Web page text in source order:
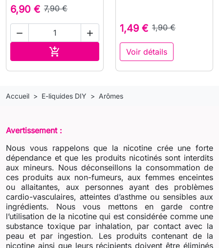
6,90 € 7,90 €
 

1,49 € 1,90 €
Voir détails
Accueil E-liquides DIY Arômes
Avertissement :
Nous vous rappelons que la nicotine crée une forte
dépendance et que les produits nicotinés sont interdits
aux mineurs. Nous déconseillons la consommation de
ces produits aux non-fumeurs, aux femmes enceintes
ou allaitantes, aux personnes ayant des problèmes
cardio-vasculaires, atteintes d’asthme ou sensibles aux
ingrédients. Nous vous mettons en garde contre
l’utilisation de la nicotine qui est considérée comme une
substance toxique par inhalation, par contact avec la
peau et par ingestion. Les produits contenant de la
nicotine ainsi que leurs récipients doivent être éliminés